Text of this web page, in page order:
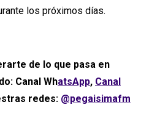
los próximos días.
de lo que pasa en
Canal WhatsApp, Canal
redes: @pegaisimafm